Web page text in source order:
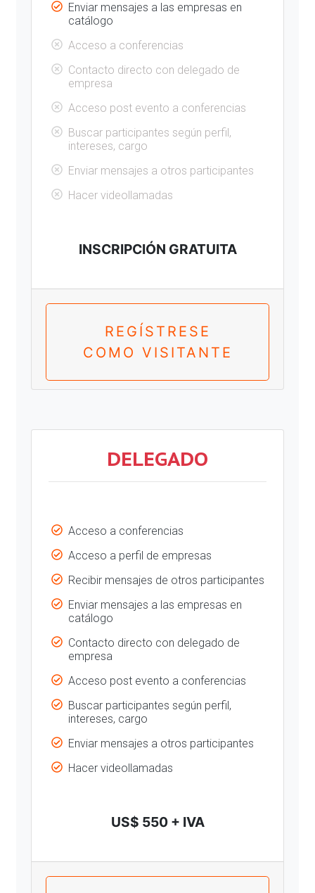
Enviar mensajes a las empresas en
catálogo
Acceso a conferencias
Contacto directo con delegado de
empresa
Acceso post evento a conferencias
Buscar participantes según perfil,
intereses, cargo
Enviar mensajes a otros participantes
Hacer videollamadas
INSCRIPCIÓN GRATUITA
REGÍSTRESE
COMO VISITANTE
DELEGADO
Acceso a conferencias
Acceso a perfil de empresas
Recibir mensajes de otros participantes
Enviar mensajes a las empresas en
catálogo
Contacto directo con delegado de
empresa
Acceso post evento a conferencias
Buscar participantes según perfil,
intereses, cargo
Enviar mensajes a otros participantes
Hacer videollamadas
US$ 550 + IVA